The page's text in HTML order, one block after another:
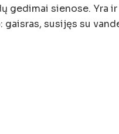
gedimai sienose. Yra
susijęs su